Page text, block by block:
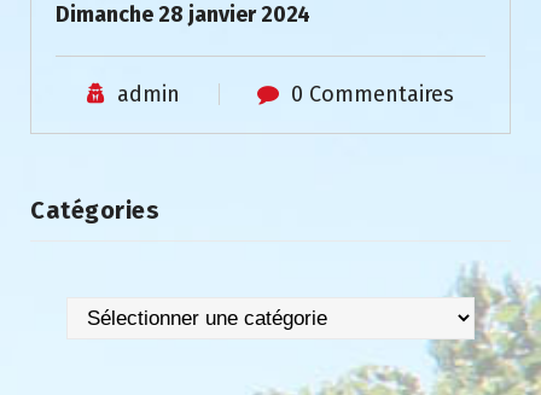
Dimanche 28 janvier 2024
admin 0 Commentaires
Catégories